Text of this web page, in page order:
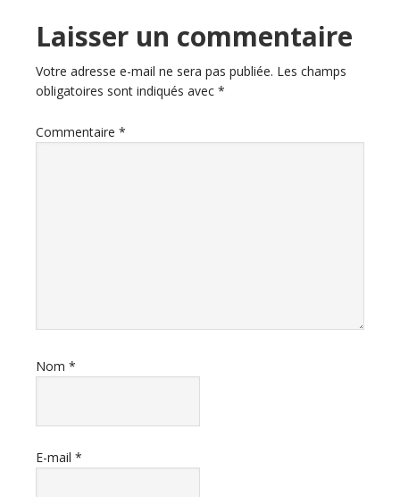
Interactions
du
lecteur
Laisser un commentaire
Votre adresse e-mail ne sera pas publiée. Les champs
obligatoires sont indiqués avec *
Commentaire *
Nom *
E-mail *